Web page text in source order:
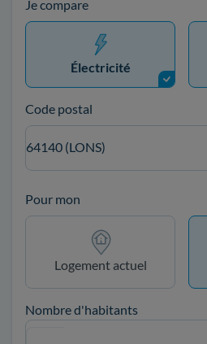
Je compare
Électricité
Code postal
64140 (LONS)
Pour mon
Logement actuel
Nombre d'habitants